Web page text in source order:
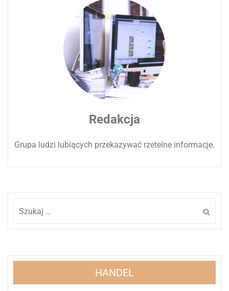
Redakcja
Grupa ludzi lubiących przekazywać rzetelne informacje.
HANDEL